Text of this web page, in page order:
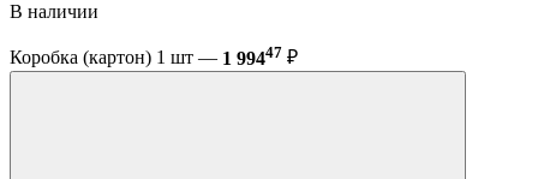
В наличии
Коробка (картон) 1 шт — 1 99447 ₽